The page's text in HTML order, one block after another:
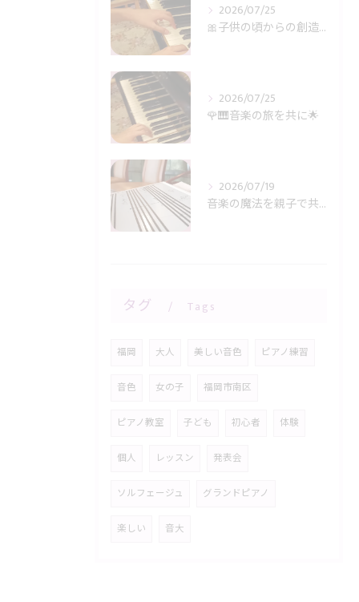
2026/07/25
🎀子供の頃からの創造力に感謝🎹✨
2026/07/25
🌹🎹音楽の旅を共に🌟
2026/07/19
音楽の魔法を親子で共有🎶
タグ Tags
福岡 大人 美しい音色 ピアノ練習
音色 女の子 福岡市南区
ピアノ教室 子ども 初心者 体験
個人 レッスン 発表会
ソルフェージュ グランドピアノ
楽しい 音大